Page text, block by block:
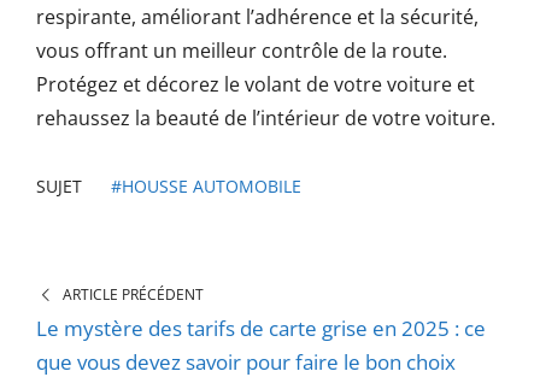
respirante, améliorant l’adhérence et la sécurité,
vous offrant un meilleur contrôle de la route.
Protégez et décorez le volant de votre voiture et
rehaussez la beauté de l’intérieur de votre voiture.
SUJET #HOUSSE AUTOMOBILE
ARTICLE PRÉCÉDENT
Le mystère des tarifs de carte grise en 2025 : ce
que vous devez savoir pour faire le bon choix